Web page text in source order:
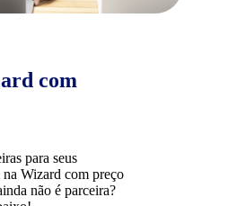
com
para seus
Wizard com preço
não é parceira?